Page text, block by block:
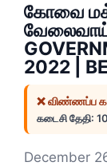
கோவை
2022 |
❌ விண்ணப்ப
கடைசி தேதி:
December